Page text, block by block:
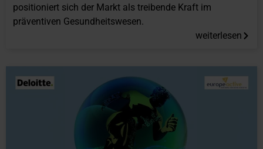
positioniert sich der Markt als treibende Kraft im
präventiven Gesundheitswesen.
weiterlesen